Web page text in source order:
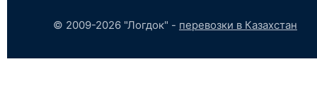
© 2009-2026 "Логдок" - перевозки в Казахстан